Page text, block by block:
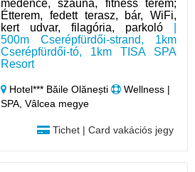
medence, szauna, fitness terem;
Étterem, fedett terasz, bár, WiFi,
kert udvar, filagória, parkoló
500m Cserépfürdői-strand, 1km
Cserépfürdői-tó, 1km TISA SPA
Resort
Hotel*** Băile Olănești
Wellness |
SPA, Vâlcea megye
Tichet | Card vakációs jegy